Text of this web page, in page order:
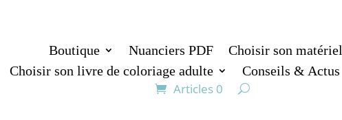
Boutique Nuanciers PDF
Choisir son matériel
Choisir son livre de coloriage adulte
Conseils & Actus
Articles 0